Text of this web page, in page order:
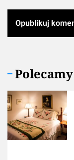
Polecamy